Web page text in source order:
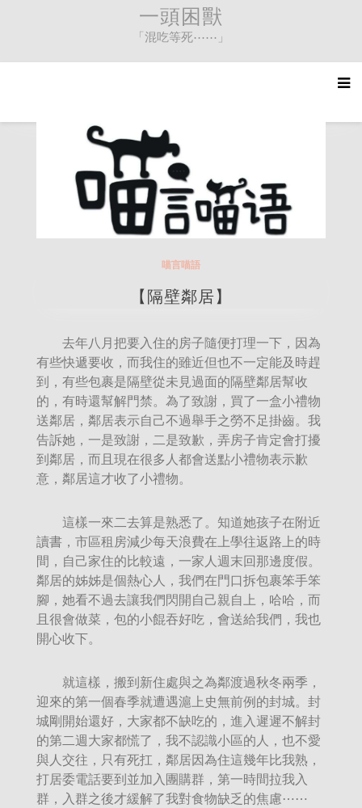
一頭困獸
「混吃等死⋯⋯」
喵言喵語
【隔壁鄰居】
去年八月把要入住的房子隨便打理一下，因為
有些快遞要收，而我住的雖近但也不一定能及時趕
到，有些包裹是隔壁從未見過面的隔壁鄰居幫收
的，有時還幫解門禁。為了致謝，買了一盒小禮物
送鄰居，鄰居表示自己不過舉手之勞不足掛齒。我
告訴她，一是致謝，二是致歉，弄房子肯定會打擾
到鄰居，而且現在很多人都會送點小禮物表示歉
意，鄰居這才收了小禮物。
這樣一來二去算是熟悉了。知道她孩子在附近
讀書，市區租房減少每天浪費在上學往返路上的時
間，自己家住的比較遠，一家人週末回那邊度假。
鄰居的姊姊是個熱心人，我們在門口拆包裹笨手笨
腳，她看不過去讓我們閃開自己親自上，哈哈，而
且很會做菜，包的小餛吞好吃，會送給我們，我也
開心收下。
就這樣，搬到新住處與之為鄰渡過秋冬兩季，
迎來的第一個春季就遭遇滬上史無前例的封城。封
城剛開始還好，大家都不缺吃的，進入遲遲不解封
的第二週大家都慌了，我不認識小區的人，也不愛
與人交往，只有死扛，鄰居因為住這幾年比我熟，
打居委電話要到並加入團購群，第一時間拉我入
群，入群之後才緩解了我對食物缺乏的焦慮⋯⋯